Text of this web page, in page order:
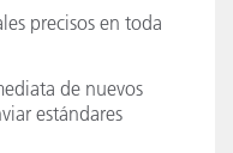
precisos en toda
de nuevos
estándares